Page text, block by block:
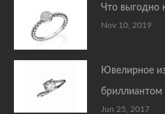
Что выгодно
Nov 10, 2019
Ювелирное
Jun 25, 2017